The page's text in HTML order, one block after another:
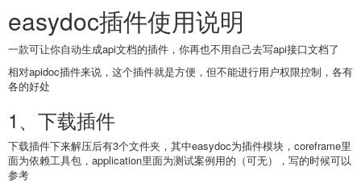
easydoc插件使用说明
一款可让你自动生成api文档的插件，你再也不用自己去写api接口文档了
相对apidoc插件来说，这个插件就是方便，但不能进行用户权限控制，各有
各的好处
1、下载插件
下载插件下来解压后有3个文件夹，其中easydoc为插件模块，coreframe里
面为依赖工具包，application里面为测试案例用的（可无），写的时候可以
参考